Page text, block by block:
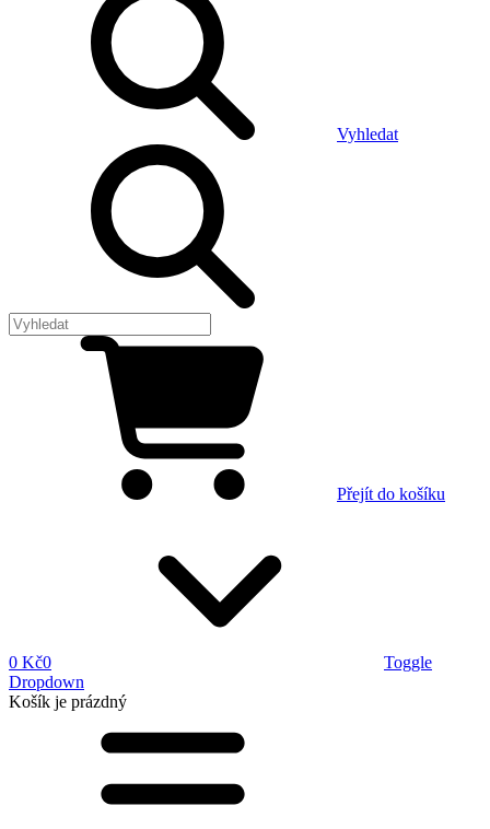
Vyhledat
Přejít do košíku
0 Kč0
Toggle
Dropdown
Košík je prázdný